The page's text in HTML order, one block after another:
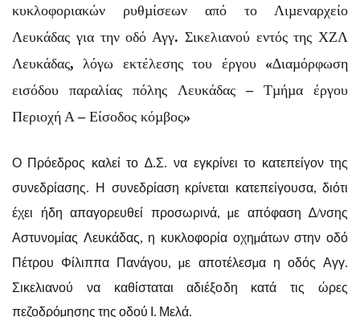
κυκλοφοριακών ρυθµίσεων από το Λιµεναρχείο
Λευκάδας για την οδό Αγγ. Σικελιανού εντός της ΧΖΛ
Λευκάδας, λόγω εκτέλεσης του έργου «∆ιαµόρφωση
εισόδου παραλίας πόλης Λευκάδας–
Τµήµα έργου
Περιοχή Α– Είσοδος κόµβος»
Ο Πρόεδρος καλεί το ∆.Σ.να εγκρίνει το κατεπείγον της
συνεδρίασης. Η συνεδρίαση κρίνεται κατεπείγουσα, διότι
έχει ήδη απαγορευθεί προσωρινά, µε απόφαση ∆/νσης
Αστυνοµίας Λευκάδας, η κυκλοφορία οχηµάτων στην οδό
Πέτρου Φίλιππα Πανάγου, µε αποτέλεσµα η οδός Αγγ.
Σικελιανού να καθίσταται αδιέξοδη κατά τις ώρες
πεζοδρόµησης της οδού Ι. Μελά.